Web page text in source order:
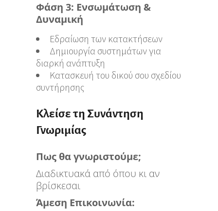
Φάση 3: Ενσωμάτωση &
Δυναμική
Εδραίωση των κατακτήσεων
Δημιουργία συστημάτων για
διαρκή ανάπτυξη
Κατασκευή του δικού σου σχεδίου
συντήρησης
Κλείσε τη Συνάντηση
Γνωριμίας
Πως θα γνωριστούμε;
Διαδικτυακά από όπου κι αν
βρίσκεσαι
Άμεση Επικοινωνία: